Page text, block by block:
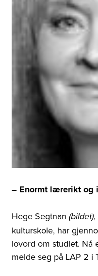
– Enormt lærerikt og
Hege Segtnan (bildet)
kulturskole, har
lovord om studiet. Nå
melde seg på LAP 2 i